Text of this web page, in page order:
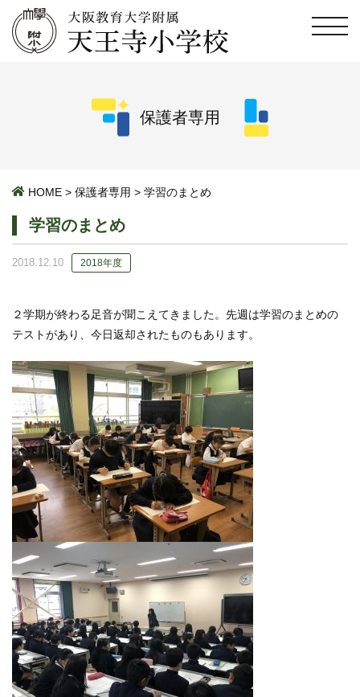
保護者専用
HOME > 保護者専用 > 学習のまとめ
学習のまとめ
2018.12.10 2018年度
２学期が終わる足音が聞こえてきました。先週は学習のまとめの
テストがあり、今日返却されたものもあります。